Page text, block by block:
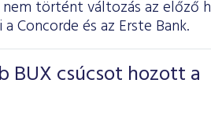
történt változás az előző
Concorde és az Erste Bank.
BUX csúcsot hozott a